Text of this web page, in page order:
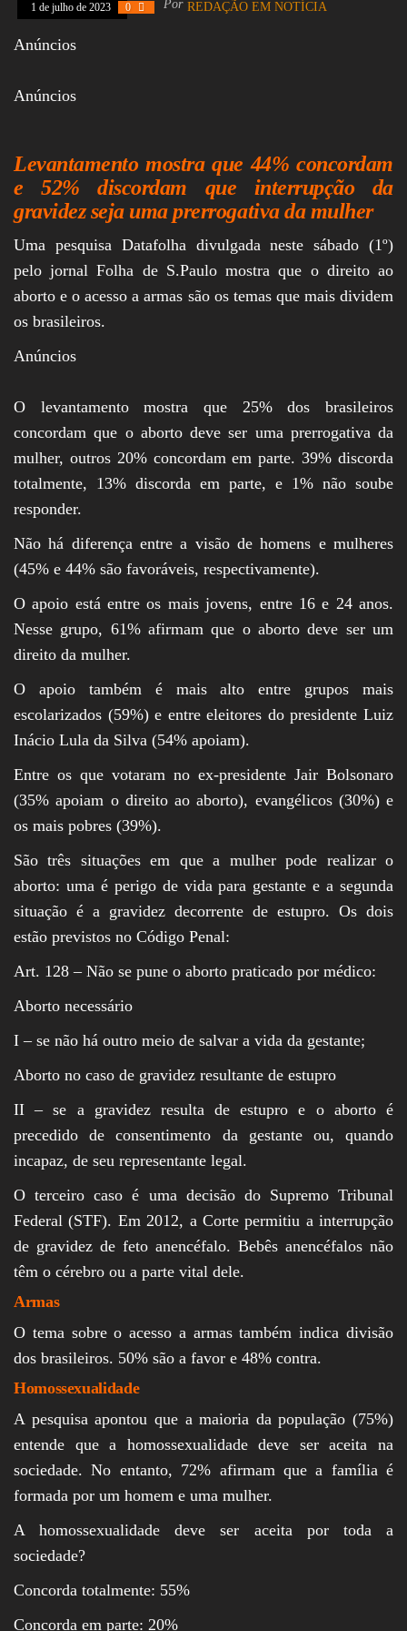
Assembleia
Cervejas, Comida,
Receitas, Chef, RH,
Emprego,
Empreendedorismo,
Negócios,
Oportunidades,
1 de julho de 2023 0 Por REDAÇÃO EM NOTÍCIA
Anúncios
Anúncios
Levantamento mostra que 44% concordam
e 52% discordam que interrupção da
gravidez seja uma prerrogativa da mulher
Uma pesquisa Datafolha divulgada neste sábado (1º)
pelo jornal Folha de S.Paulo mostra que o direito ao
aborto e o acesso a armas são os temas que mais dividem
os brasileiros.
Anúncios
O levantamento mostra que 25% dos brasileiros
concordam que o aborto deve ser uma prerrogativa da
mulher, outros 20% concordam em parte. 39% discorda
totalmente, 13% discorda em parte, e 1% não soube
responder.
Não há diferença entre a visão de homens e mulheres
(45% e 44% são favoráveis, respectivamente).
O apoio está entre os mais jovens, entre 16 e 24 anos.
Nesse grupo, 61% afirmam que o aborto deve ser um
direito da mulher.
O apoio também é mais alto entre grupos mais
escolarizados (59%) e entre eleitores do presidente Luiz
Inácio Lula da Silva (54% apoiam).
Entre os que votaram no ex-presidente Jair Bolsonaro
(35% apoiam o direito ao aborto), evangélicos (30%) e
os mais pobres (39%).
São três situações em que a mulher pode realizar o
aborto: uma é perigo de vida para gestante e a segunda
situação é a gravidez decorrente de estupro. Os dois
estão previstos no Código Penal:
Art. 128 – Não se pune o aborto praticado por médico:
Aborto necessário
I – se não há outro meio de salvar a vida da gestante;
Aborto no caso de gravidez resultante de estupro
II – se a gravidez resulta de estupro e o aborto é
precedido de consentimento da gestante ou, quando
incapaz, de seu representante legal.
O terceiro caso é uma decisão do Supremo Tribunal
Federal (STF). Em 2012, a Corte permitiu a interrupção
de gravidez de feto anencéfalo. Bebês anencéfalos não
têm o cérebro ou a parte vital dele.
Armas
O tema sobre o acesso a armas também indica divisão
dos brasileiros. 50% são a favor e 48% contra.
Homossexualidade
A pesquisa apontou que a maioria da população (75%)
entende que a homossexualidade deve ser aceita na
sociedade. No entanto, 72% afirmam que a família é
formada por um homem e uma mulher.
A homossexualidade deve ser aceita por toda a
sociedade?
Concorda totalmente: 55%
Concorda em parte: 20%